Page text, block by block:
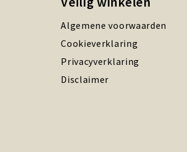
Algemene voorwaarden
Cookieverklaring
Privacyverklaring
Disclaimer